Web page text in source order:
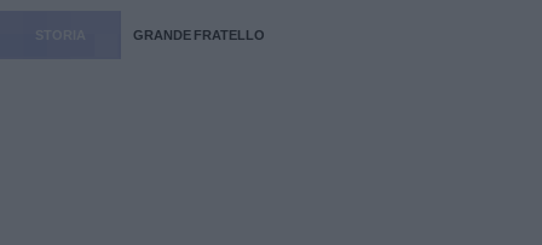
GRANDE FRATELLO